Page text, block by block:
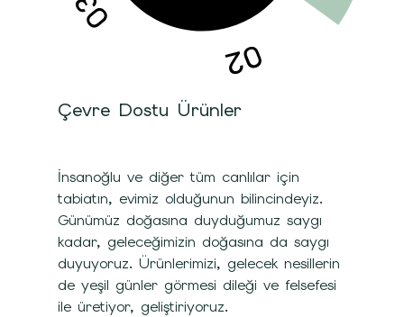
Çevre Dostu Ürünler
İnsanoğlu ve diğer tüm canlılar için
tabiatın, evimiz olduğunun bilincindeyiz.
Günümüz doğasına duyduğumuz saygı
kadar, geleceğimizin doğasına da saygı
duyuyoruz. Ürünlerimizi, gelecek nesillerin
de yeşil günler görmesi dileği ve felsefesi
ile üretiyor, geliştiriyoruz.